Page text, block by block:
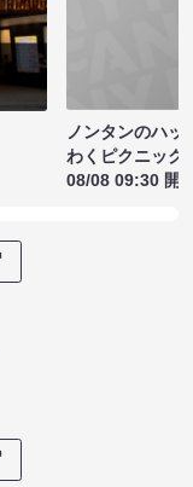
ノンタンのハッ
わくピクニック
08/08 09:30 開